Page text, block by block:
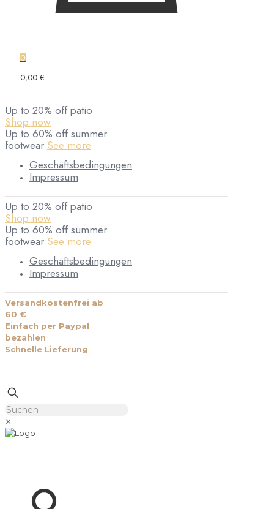
0
0,00 €
Up to 20% off patio
Shop now
Up to 60% off summer
footwear See more
Geschäftsbedingungen
Impressum
Up to 20% off patio
Shop now
Up to 60% off summer
footwear See more
Geschäftsbedingungen
Impressum
Versandkostenfrei ab
60 €
Einfach per Paypal
bezahlen
Schnelle Lieferung
✕